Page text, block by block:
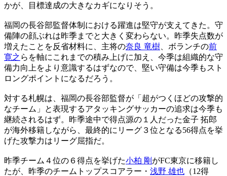
かが、目標達成の大きなカギになりそう。
福岡の長谷部監督体制における躍進は堅守が支えてきた。守
備陣の顔ぶれは昨季までと大きく変わらない。昨季失点数が
増えたことを反省材料に、主将の奈良 竜樹 、ボランチの前
寛之 らを軸にこれまでの積み上げに加え、今季は組織的な守
備力向上をより意識するはずなので、堅い守備は今季もスト
ロングポイントになるだろう。
対する札幌は、福岡の長谷部監督が「超がつくほどの攻撃的
なチーム」と表現するアタッキングサッカーの追求は今季も
継続されるはず。昨季途中で得点源の１人だった金子 拓郎
が海外移籍しながら、最終的にリーグ３位となる56得点を挙
げた攻撃力はリーグ屈指だ。
昨季チーム４位の６得点を挙げた小柏 剛 がFC東京に移籍し
たが、昨季のチームトップスコアラー・ 浅野 雄也 （12得